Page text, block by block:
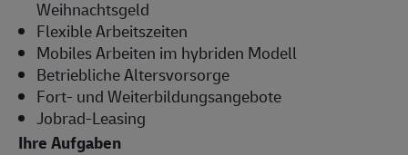
Weihnachtsgeld
Flexible Arbeitszeiten
Mobiles Arbeiten im hybriden Modell
Betriebliche Altersvorsorge
Fort- und Weiterbildungsangebote
Jobrad-Leasing
Ihre Aufgaben